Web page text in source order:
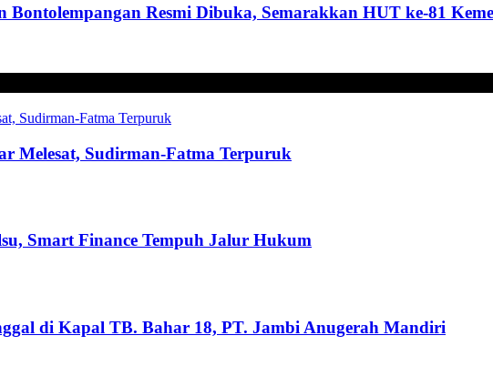
Bontolempangan Resmi Dibuka, Semarakkan HUT ke-81
Melesat, Sudirman-Fatma Terpuruk
Smart Finance Tempuh Jalur Hukum
di Kapal TB. Bahar 18, PT. Jambi Anugerah Mandiri